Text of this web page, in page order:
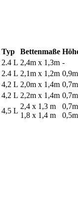
Typ Bettenmaße
2.4 L 2,4m x 1,3m -
2.4 L 2,1m x 1,2m 0,9m
4,2 L 2,0m x 1,4m 0,7m
4,2 L 2,2m x 1,4m 0,7m
4,5 L
2,4 x 1,3 m
1,8 x 1,4 m
0,7m
0,5m